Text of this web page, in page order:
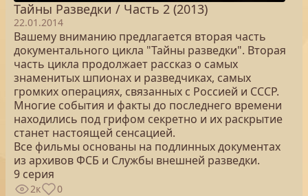
Тайны Разведки / Часть 2 (2013)
22.01.2014
Вашему вниманию предлагается вторая часть
документального цикла "Тайны разведки". Вторая
часть цикла продолжает рассказ о самых
знаменитых шпионах и разведчиках, самых
громких операциях, связанных с Россией и СССР.
Многие события и факты до последнего времени
находились под грифом секретно и их раскрытие
станет настоящей сенсацией.
Все фильмы основаны на подлинных документах
из архивов ФСБ и Службы внешней разведки.
9 серия
2к 0